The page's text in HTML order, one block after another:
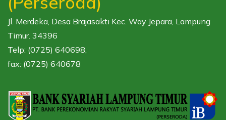
Jl. Merdeka, Desa Brajasakti Kec. Way Jepara, Lampung
Timur. 34396
Telp: (0725) 640698,
fax: (0725) 640678